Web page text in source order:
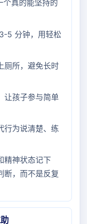
个真的能坚持的
5 分钟，用轻松
厕所，避免长时
让孩子参与简单
行为说清楚、练
精神状态记下
断，而不是反复